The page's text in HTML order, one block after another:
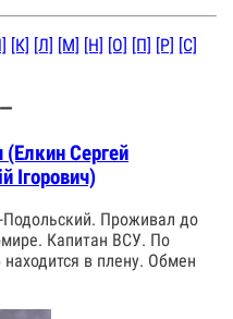
[К] [Л] [М] [Н] [О] [П] [Р] [С]
(Елкин Сергей
Ігорович)
Подольский. Проживал до
Капитан ВСУ. По
в плену. Обмен